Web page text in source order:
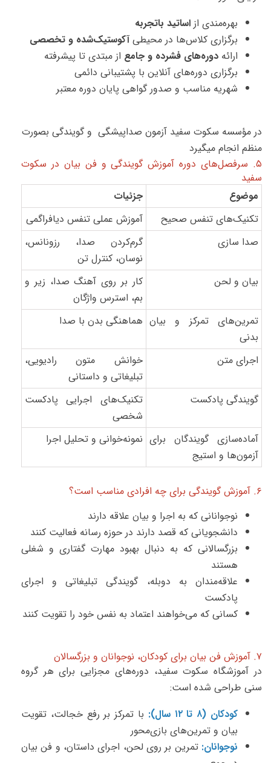
بهره‌مندی از اساتید باتجربه
برگزاری کلاس‌ها در محیطی آکوستیک‌شده و تخصصی
ارائه دوره‌های فشرده و جامع از مبتدی تا پیشرفته
برگزاری دوره‌های آنلاین با پشتیبانی دائمی
شهریه مناسب و صدور گواهی پایان دوره معتبر
در مؤسسه سکوت سفید آزمون صداپیشگی و گویندگی بصورت
منظم انجام میگیرد
۵. سرفصل‌های دوره آموزش گویندگی و فن بیان در سکوت
سفید
موضوع
جزئیات
تکنیک‌های تنفس صحیح
آموزش عملی تنفس دیافراگمی
صدا سازی
گرم‌کردن صدا، رزونانس،
نوسان، کنترل تن
بیان و لحن
کار بر روی آهنگ صدا، زیر و
بم، استرس واژگان
تمرین‌های تمرکز و بیان
بدنی
هماهنگی بدن با صدا
اجرای متن
خوانش متون رادیویی،
تبلیغاتی و داستانی
گویندگی پادکست
تکنیک‌های اجرایی پادکست
شخصی
آماده‌سازی گویندگان برای
آزمون‌ها و استیج
نمونه‌خوانی و تحلیل اجرا
۶. آموزش گویندگی برای چه افرادی مناسب است؟
نوجوانانی که به اجرا و بیان علاقه دارند
دانشجویانی که قصد دارند در حوزه رسانه فعالیت کنند
بزرگسالانی که به دنبال بهبود مهارت گفتاری و شغلی
هستند
علاقه‌مندان به دوبله، گویندگی تبلیغاتی و اجرای
پادکست
کسانی که می‌خواهند اعتماد به نفس خود را تقویت کنند
۷. آموزش فن بیان برای کودکان، نوجوانان و بزرگسالان
در آموزشگاه سکوت سفید، دوره‌های مجزایی برای هر گروه
سنی طراحی شده است:
کودکان (۸ تا ۱۲ سال):
با تمرکز بر رفع خجالت، تقویت
بیان و تمرین‌های بازی‌محور
نوجوانان: تمرین بر روی لحن، اجرای داستان، و فن بیان